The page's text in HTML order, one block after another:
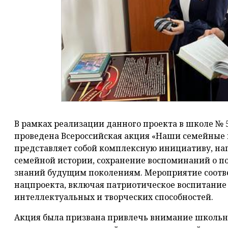
В рамках реализации данного проекта в школе №
проведена Всероссийская акция «Наши
представляет собой комплексную инициативу,
семейной истории, сохранение воспоминаний о
знаний будущим поколениям. Мероприятие
нацпроекта, включая патриотическое
интеллектуальных и творческих способностей.
Акция была призвана привлечь внимание